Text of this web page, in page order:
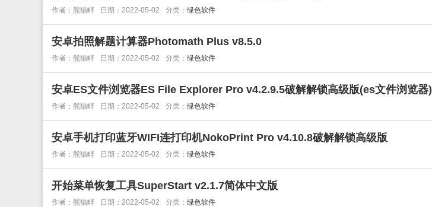
作者：熊猫畔 日期：2022-05-02 分类： 绿色软件
安卓拍照解题计算器Photomath Plus v8.5.0
作者：熊猫畔 日期：2022-05-02 分类： 绿色软件
安卓ES文件浏览器ES File Explorer Pro v4.2.9.5破解解锁高级版(es文件浏览器)
作者：熊猫畔 日期：2022-05-02 分类： 绿色软件
安卓手机打印蓝牙WIFI连打印机NokoPrint Pro v4.10.8破解解锁高级版
作者：熊猫畔 日期：2022-05-02 分类： 绿色软件
开始菜单恢复工具SuperStart v2.1.7简体中文版
作者：熊猫畔 日期：2022-05-02 分类： 绿色软件